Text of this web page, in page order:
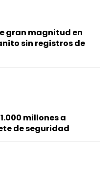
gran magnitud en
sin registros de
millones a
de seguridad